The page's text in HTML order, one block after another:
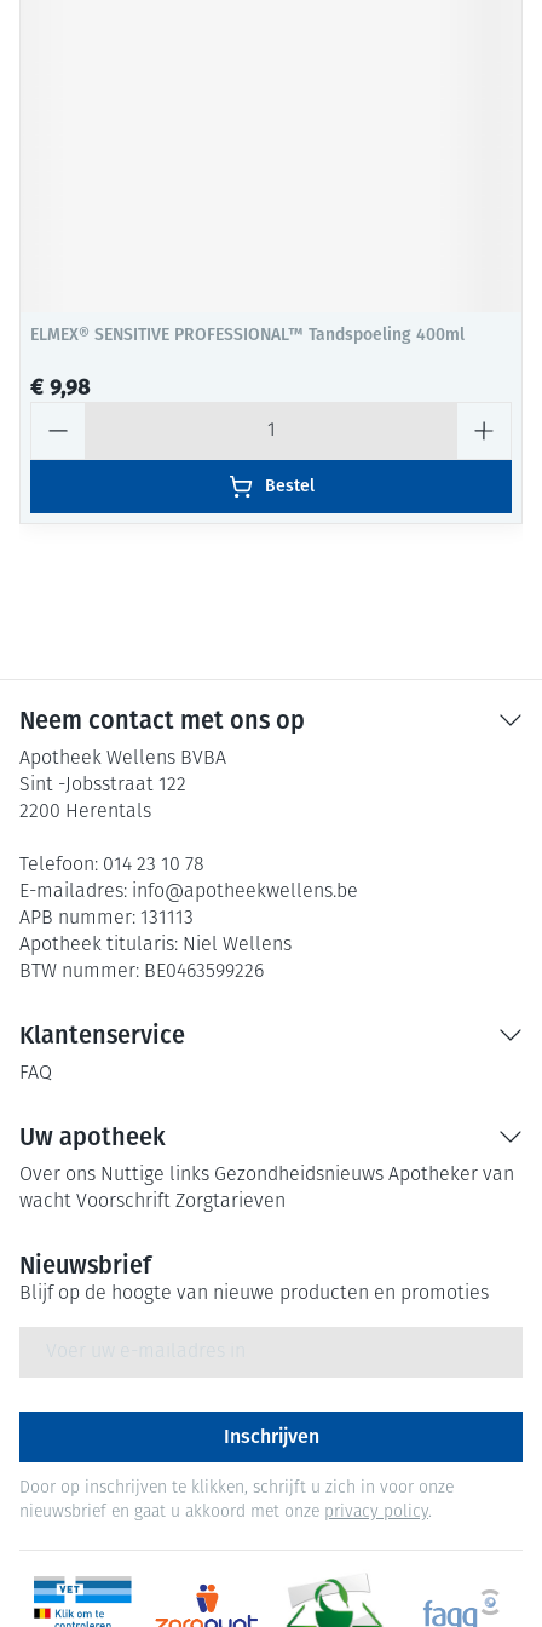
ELMEX® SENSITIVE PROFESSIONAL™ Tandspoeling 400ml
€ 9,98
Bestel
Neem contact met ons op
Apotheek Wellens BVBA
Sint -Jobsstraat 122
2200 Herentals
Telefoon: 014 23 10 78
E-mailadres: info@apotheekwellens.be
APB nummer: 131113
Apotheek titularis: Niel Wellens
BTW nummer: BE0463599226
Klantenservice
FAQ
Uw apotheek
Over ons Nuttige links Gezondheidsnieuws Apotheker van
wacht Voorschrift Zorgtarieven
Nieuwsbrief
Blijf op de hoogte van nieuwe producten en promoties
Inschrijven
Door op inschrijven te klikken, schrijft u zich in voor onze
nieuwsbrief en gaat u akkoord met onze privacy policy.